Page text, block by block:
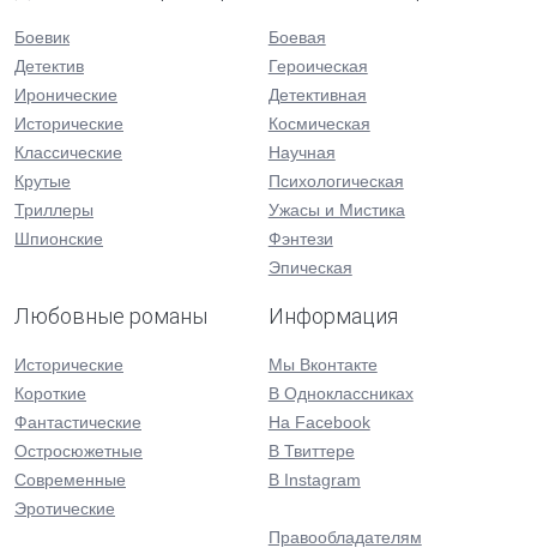
Боевик
Детектив
Иронические
Исторические
Классические
Крутые
Триллеры
Шпионские
Боевая
Героическая
Детективная
Космическая
Научная
Психологическая
Ужасы и Мистика
Фэнтези
Эпическая
Любовные романы
Исторические
Короткие
Фантастические
Остросюжетные
Современные
Эротические
Информация
Мы Вконтакте
В Одноклассниках
На Facebook
В Твиттере
В Instagram
Правообладателям